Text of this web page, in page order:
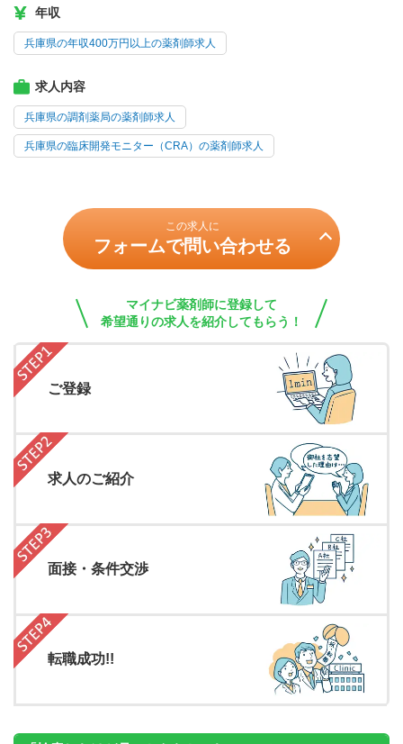
年収
兵庫県の年収400万円以上の薬剤師求人
求人内容
兵庫県の調剤薬局の薬剤師求人
兵庫県の臨床開発モニター（CRA）の薬剤師求人
この求人に
フォームで問い合わせる
マイナビ薬剤師に登録して
希望通りの求人を紹介してもらう！
ご登録
求人のご紹介
面接・条件交渉
転職成功!!